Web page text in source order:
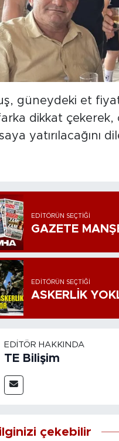
güneydeki et
dikkat
yatırılacağını
EDITÖRÜN SEÇTIĞI
GAZETE
EDITÖRÜN SEÇTIĞI
ASKERLİK
EDITÖR HAKKINDA
TE Bilişim
çekebilir